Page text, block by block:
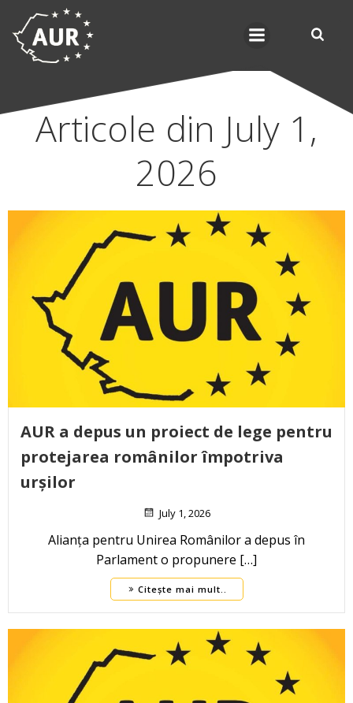
Articole din July 1,
2026
AUR a depus un proiect de lege pentru
protejarea românilor împotriva
urșilor
July 1, 2026
Alianța pentru Unirea Românilor a depus în
Parlament o propunere […]
Citește mai mult..